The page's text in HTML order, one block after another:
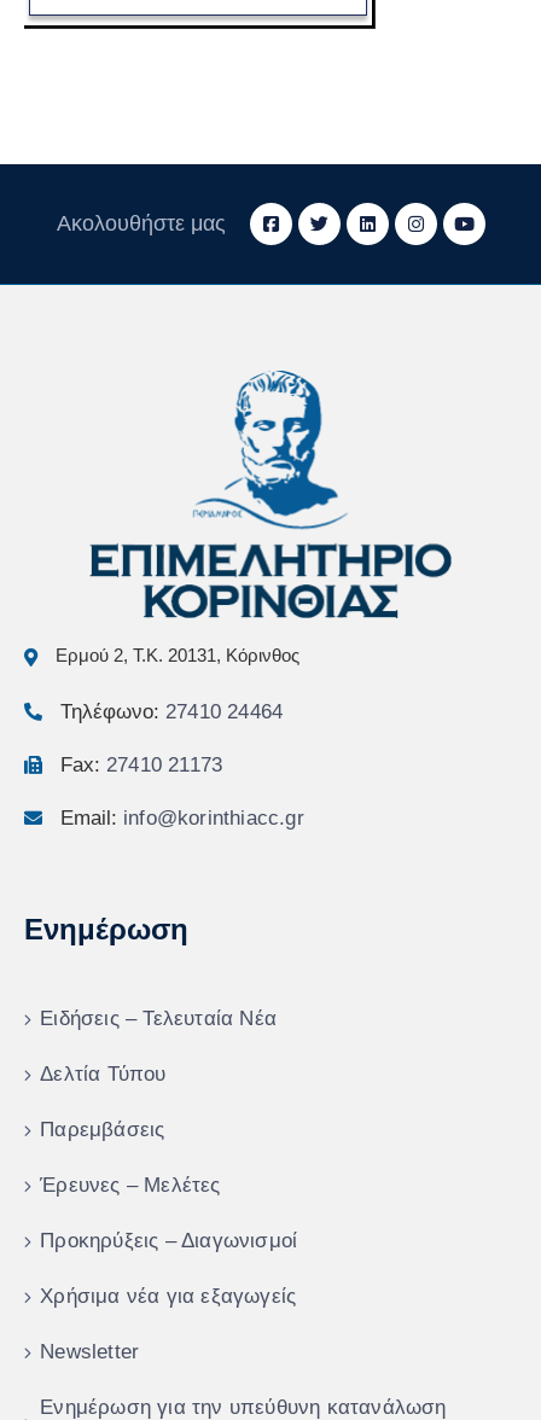
Ακολουθήστε μας
Ερμού 2, Τ.Κ. 20131, Κόρινθος
Τηλέφωνο: 27410 24464
Fax: 27410 21173
Email: info@korinthiacc.gr
Ενημέρωση
Ειδήσεις – Τελευταία Νέα
Δελτία Τύπου
Παρεμβάσεις
Έρευνες – Μελέτες
Προκηρύξεις – Διαγωνισμοί
Χρήσιμα νέα για εξαγωγείς
Newsletter
Ενημέρωση για την υπεύθυνη κατανάλωση